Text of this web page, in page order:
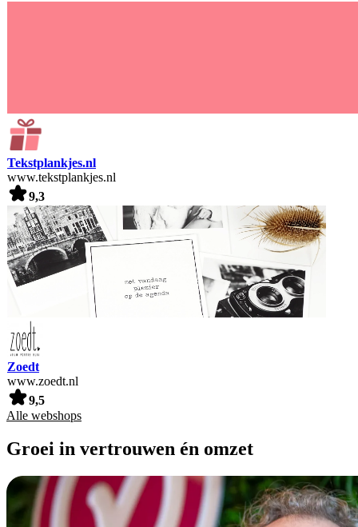
Tekstplankjes.nl
www.tekstplankjes.nl
9,3
Zoedt
www.zoedt.nl
9,5
Alle webshops
Groei in vertrouwen én omzet